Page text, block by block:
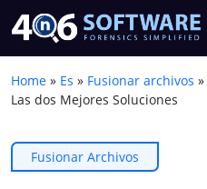
Home » Es » Fusionar archivos »
Las dos Mejores Soluciones
Fusionar Archivos